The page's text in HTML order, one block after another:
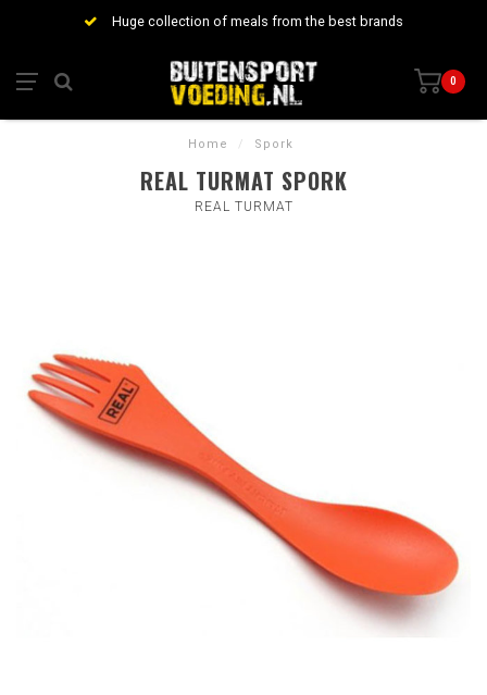
Huge collection of meals from the best brands
0
Home / Spork
REAL TURMAT SPORK
REAL TURMAT